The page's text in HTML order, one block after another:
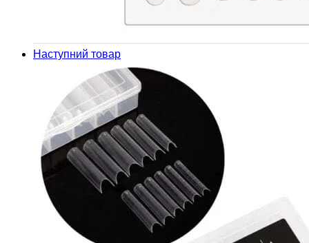
Наступний товар